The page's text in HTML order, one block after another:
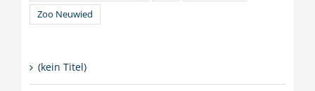
Zoo Neuwied
(kein Titel)